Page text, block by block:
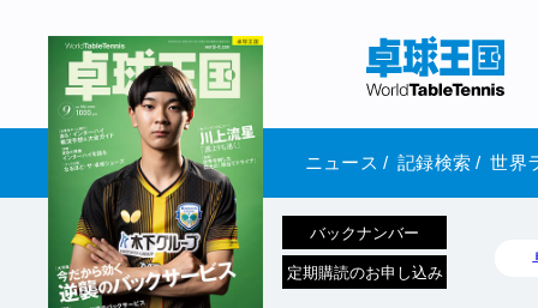
ニュース / 記録検索 / 世界
バックナンバー
定期購読のお申し込み